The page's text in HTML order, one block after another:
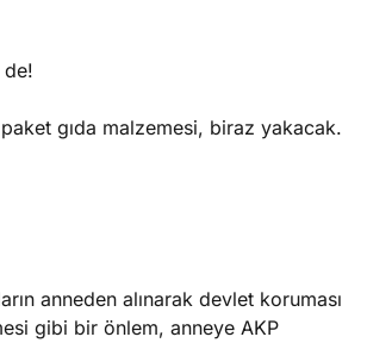
de!
gıda malzemesi, biraz yakacak.
anneden alınarak devlet koruması
gibi bir önlem, anneye AKP